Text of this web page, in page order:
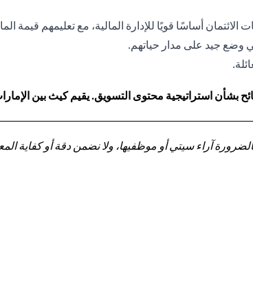
أساسًا قويًا للإدارة المالية، مع تعليمهم قيمة
وضع جيد على مدار حياتهم.
استراتيجية محتوى التسويق. يقيم كيث بين
آراء سيتي أو موظفيها، ولا نضمن دقة أو كفاية